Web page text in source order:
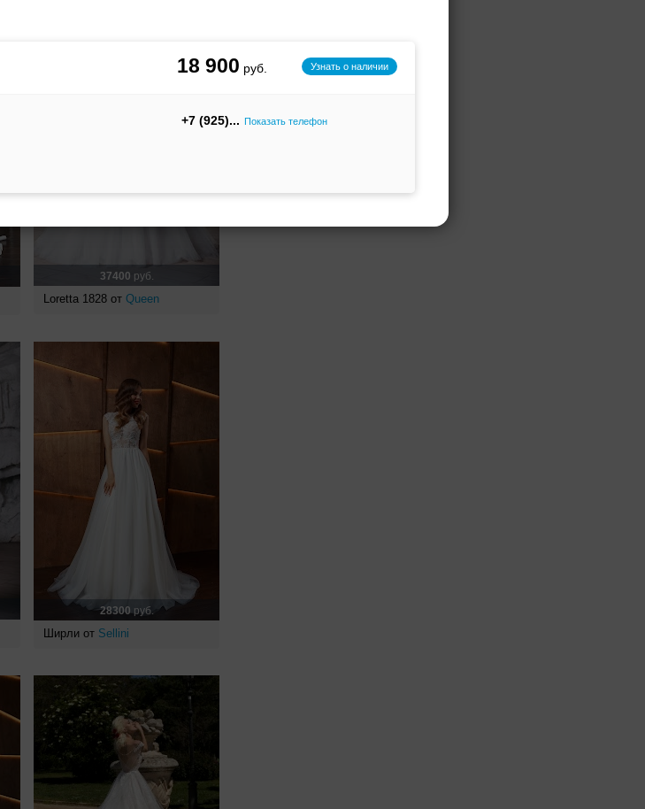
Узнать о наличии
18 900
+7 (925) Показать телефон
37400 руб.
Loretta 1828 от Queen
28300руб.
Ширли от Sellini